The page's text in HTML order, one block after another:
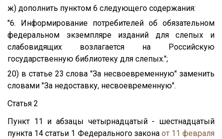
ж) дополнить пунктом 6 следующего содержания:
"6. Информирование потребителей об обязательном
федеральном экземпляре изданий для слепых и
слабовидящих возлагается на Российскую
государственную библиотеку для слепых.";
20) в статье 23 слова "За несвоевременную" заменить
словами "За недоставку, несвоевременную".
Статья 2
Пункт 11 и абзацы четырнадцатый - шестнадцатый
пункта 14 статьи 1 Федерального закона от 11 февраля